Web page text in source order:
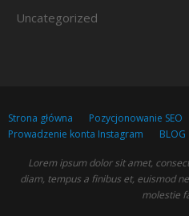
Uncategorized
Strona główna Pozycjonowanie SEO
Prowadzenie konta Instagram
BLOG
Lorem ipsum dolor sit amet,
diam, tempus a finibus et, euismod
molestie